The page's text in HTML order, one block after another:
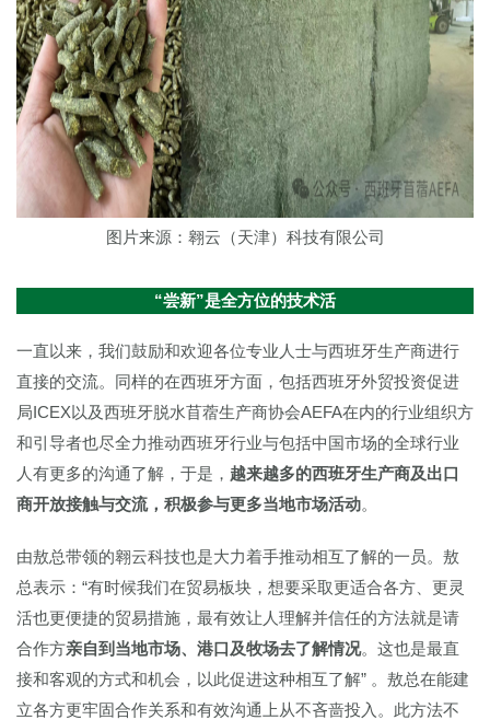
图片来源：翱云（天津）科技有限公司
“尝新”是全方位的技术活
一直以来，我们鼓励和欢迎各位专业人士与西班牙生产商进行
直接的交流。同样的在西班牙方面，包括西班牙外贸投资促进
局ICEX以及西班牙脱水苜蓿生产商协会AEFA在内的行业组织方
和引导者也尽全力推动西班牙行业与包括中国市场的全球行业
人有更多的沟通了解，于是， 越来越多的西班牙生产商及出口
商开放接触与交流，积极参与更多当地市场活动。
由敖总带领的翱云科技也是大力着手推动相互了解的一员。敖
总表示：“有时候我们在贸易板块，想要采取更适合各方、更灵
活也更便捷的贸易措施，最有效让人理解并信任的方法就是请
合作方亲自到当地市场、港口及牧场去了解情况。这也是最直
接和客观的方式和机会，以此促进这种相互了解” 。敖总在能建
立各方更牢固合作关系和有效沟通上从不吝啬投入。此方法不